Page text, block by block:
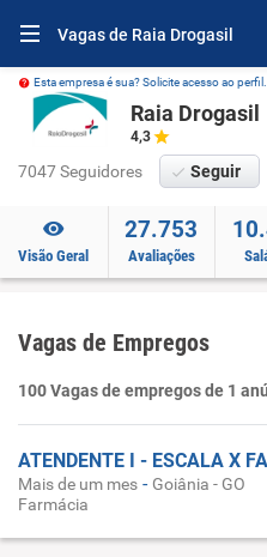
Vagas de Raia Drogasil
Esta empresa é sua? Solicite acesso ao perfil.
Raia Drogasil
4,3
7047 Seguidores Seguir
Visão Geral
27.753
Avaliações
Vagas de Empregos
100 Vagas de empregos de 1
ATENDENTE I - ESCALA X
Mais de um mes - Goiânia - GO
Farmácia